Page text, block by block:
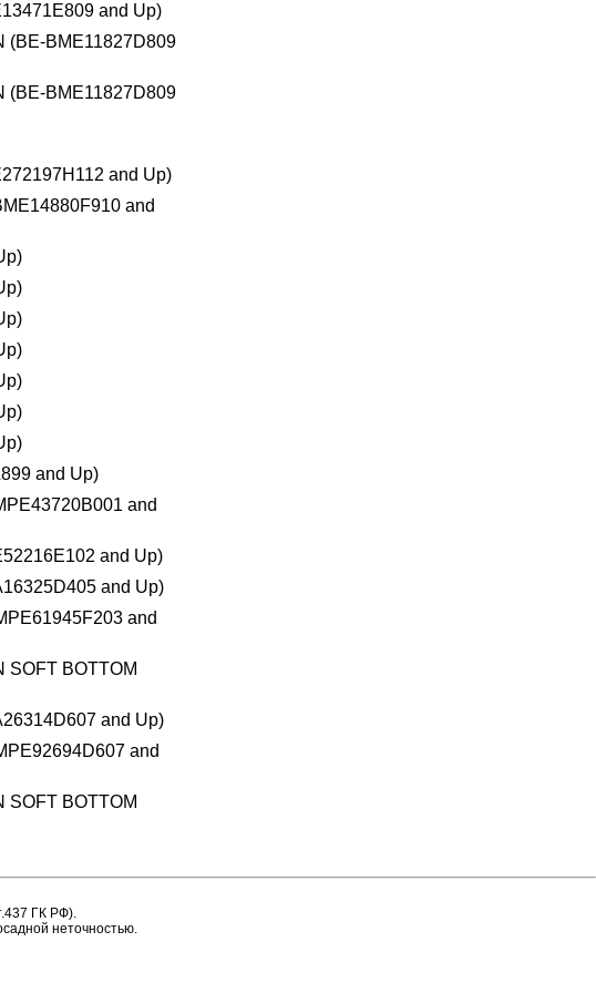
and Up)
(BE-BME11827D809
(BE-BME11827D809
and Up)
and
and Up)
and
and Up)
and Up)
and
SOFT BOTTOM
and Up)
and
SOFT BOTTOM
ГК РФ).
неточностью.